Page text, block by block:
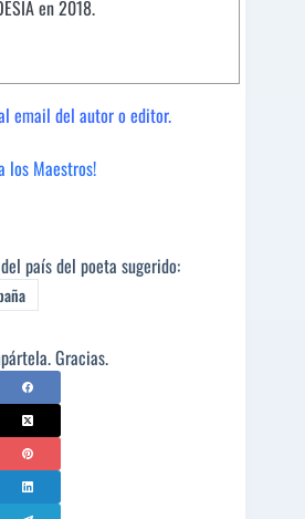
en 2018.
email del autor o editor.
los Maestros!
país del poeta sugerido:
Gracias.